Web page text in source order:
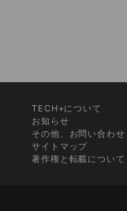
TECH+について
お知らせ
その他、お問い合わせ
サイトマップ
著作権と転載について